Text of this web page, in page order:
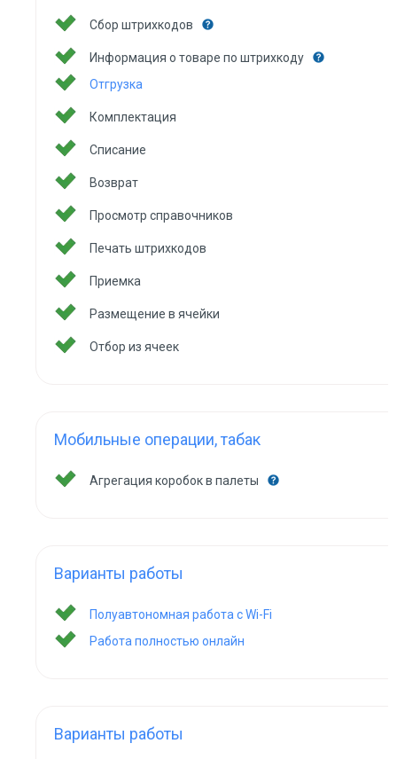
Сбор штрихкодов
Информация о товаре по штрихкоду
Отгрузка
Комплектация
Списание
Возврат
Просмотр справочников
Печать штрихкодов
Приемка
Размещение в ячейки
Отбор из ячеек
Мобильные операции, табак
Агрегация коробок в палеты
Варианты работы
Полуавтономная работа с Wi-Fi
Работа полностью онлайн
Варианты работы